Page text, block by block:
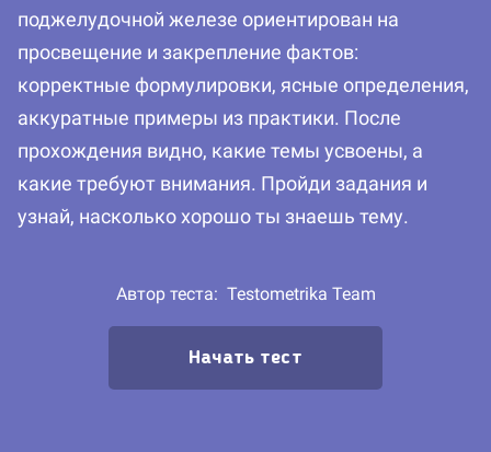
поджелудочной железе ориентирован на
просвещение и закрепление фактов:
корректные формулировки, ясные определения,
аккуратные примеры из практики. После
прохождения видно, какие темы усвоены, а
какие требуют внимания. Пройди задания и
узнай, насколько хорошо ты знаешь тему.
Автор теста: Testometrika Team
Начать тест